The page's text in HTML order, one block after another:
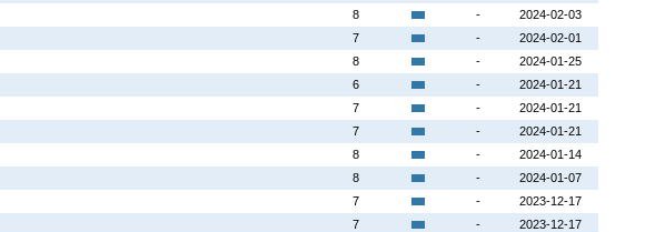
8 -
2024-02-03
7 -
2024-02-01
8 -
2024-01-25
6 -
2024-01-21
7 -
2024-01-21
7 -
2024-01-21
8 -
2024-01-14
8 -
2024-01-07
7 -
2023-12-17
7 -
2023-12-17